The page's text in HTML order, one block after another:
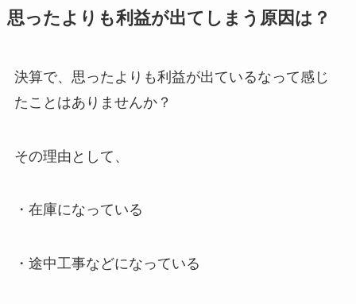
思ったよりも利益が出てしまう原因は？
決算で、思ったよりも利益が出ているなって感じ
たことはありませんか？
その理由として、
・在庫になっている
・途中工事などになっている